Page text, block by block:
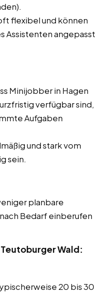
flexibel und können
Assistenten angepasst
Minijobber in Hagen
verfügbar sind,
Aufgaben
und stark vom
sein.
planbare
Bedarf einberufen
Wald:
20 bis 30